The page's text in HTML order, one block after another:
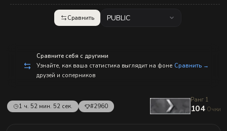
Сравнить PUBLIC
Сравните себя с другими
Узнайте, как ваша статистика выглядит на фоне
друзей и соперников
Сравнить →
1 ч. 52 мин. 52 сек. #2960
Ранг 1
104 Очки
с